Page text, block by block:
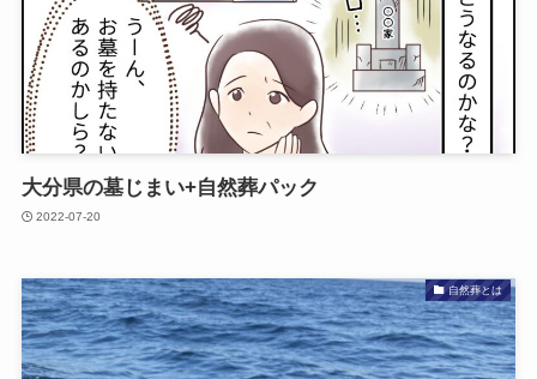
大分県の​墓じまい​+自然葬パック
2022-07-20
自然葬とは